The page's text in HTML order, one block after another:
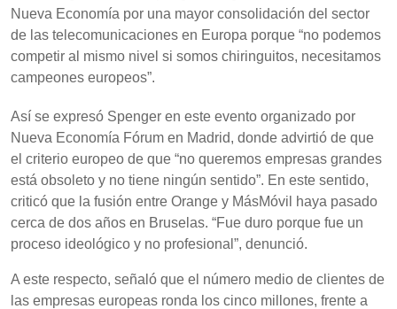
Nueva Economía por una mayor consolidación del sector
de las telecomunicaciones en Europa porque “no podemos
competir al mismo nivel si somos chiringuitos, necesitamos
campeones europeos”.
Así se expresó Spenger en este evento organizado por
Nueva Economía Fórum en Madrid, donde advirtió de que
el criterio europeo de que “no queremos empresas grandes
está obsoleto y no tiene ningún sentido”. En este sentido,
criticó que la fusión entre Orange y MásMóvil haya pasado
cerca de dos años en Bruselas. “Fue duro porque fue un
proceso ideológico y no profesional”, denunció.
A este respecto, señaló que el número medio de clientes de
las empresas europeas ronda los cinco millones, frente a